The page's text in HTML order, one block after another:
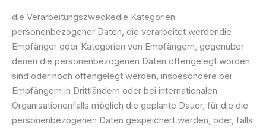
die Verarbeitungszweckedie Kategorien
personenbezogener Daten, die verarbeitet werdendie
Empfänger oder Kategorien von Empfängern, gegenüber
denen die personenbezogenen Daten offengelegt worden
sind oder noch offengelegt werden, insbesondere bei
Empfängern in Drittländern oder bei internationalen
Organisationenfalls möglich die geplante Dauer, für die die
personenbezogenen Daten gespeichert werden, oder, falls